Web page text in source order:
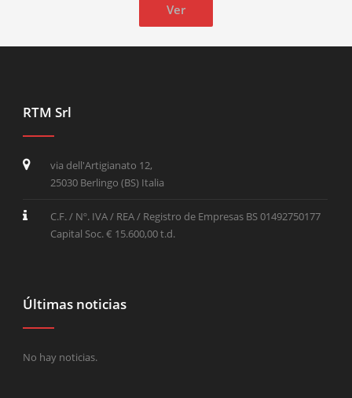
Ver
RTM Srl
via dell'Artigianato 12,
25030 Berlingo (BS) Italia
C.F. / Nº. IVA / REA / Registro de Empresas BS 01492750177
Capital Soc. € 15.600,00 t.d.
Últimas noticias
No hay noticias.